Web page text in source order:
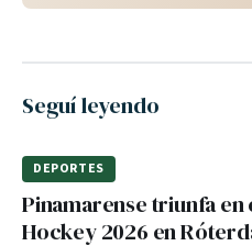
Seguí leyendo
DEPORTES
Pinamarense triunfa en
Hockey 2026 en